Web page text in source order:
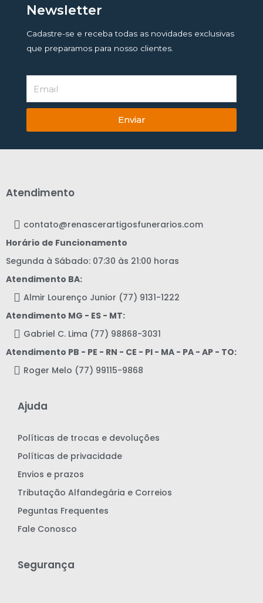
Newsletter
Cadastre-se e receba todas as novidades exclusivas
que preparamos para nosso clientes.
Enviar
Atendimento
contato@renascerartigosfunerarios.com
Horário de Funcionamento
Segunda à Sábado: 07:30 às 21:00 horas
Atendimento BA:
Almir Lourenço Junior (77) 9131-1222
Atendimento MG - ES - MT:
Gabriel C. Lima (77) 98868-3031
Atendimento PB - PE - RN - CE - PI - MA - PA - AP - TO:
Roger Melo (77) 99115-9868
Ajuda
Políticas de trocas e devoluções
Políticas de privacidade
Envios e prazos
Tributação Alfandegária e Correios
Peguntas Frequentes
Fale Conosco
Segurança